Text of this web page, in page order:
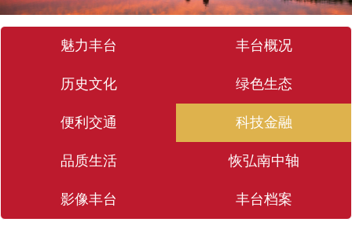
魅力丰台 丰台概况
历史文化 绿色生态
便利交通 科技金融
品质生活 恢弘南中轴
影像丰台 丰台档案